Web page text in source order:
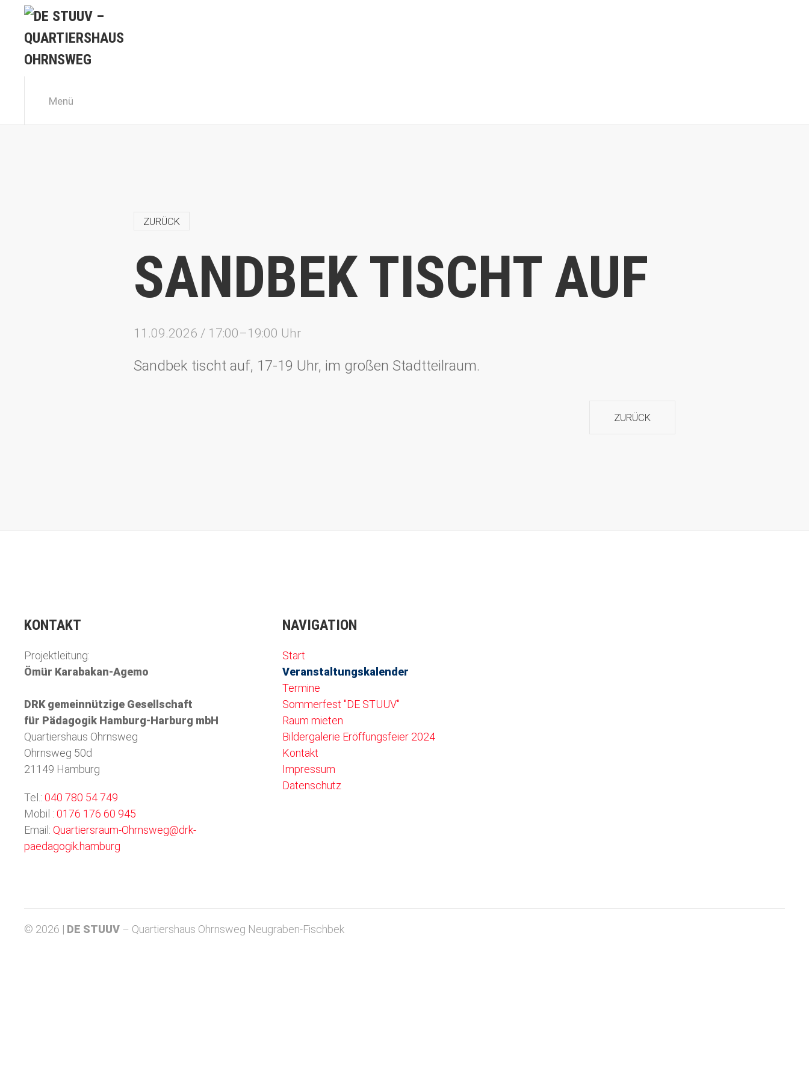
Menü
ZURÜCK
SANDBEK TISCHT AUF
11.09.2026 / 17:00–19:00 Uhr
Sandbek tischt auf, 17-19 Uhr, im großen Stadtteilraum.
ZURÜCK
KONTAKT
Projektleitung:
Ömür Karabakan-Agemo
DRK gemeinnützige Gesellschaft
für Pädagogik Hamburg-Harburg mbH
Quartiershaus Ohrnsweg
Ohrnsweg 50d
21149 Hamburg
Tel.: 040 780 54 749
Mobil : 0176 176 60 945
Email: Quartiersraum-Ohrnsweg@drk-
paedagogik.hamburg
NAVIGATION
Navigation überspringen
Start
Veranstaltungskalender
Termine
Sommerfest "DE STUUV"
Raum mieten
Bildergalerie Eröffungsfeier 2024
Kontakt
Impressum
Datenschutz
© 2026 | DE STUUV – Quartiershaus Ohrnsweg Neugraben-Fischbek